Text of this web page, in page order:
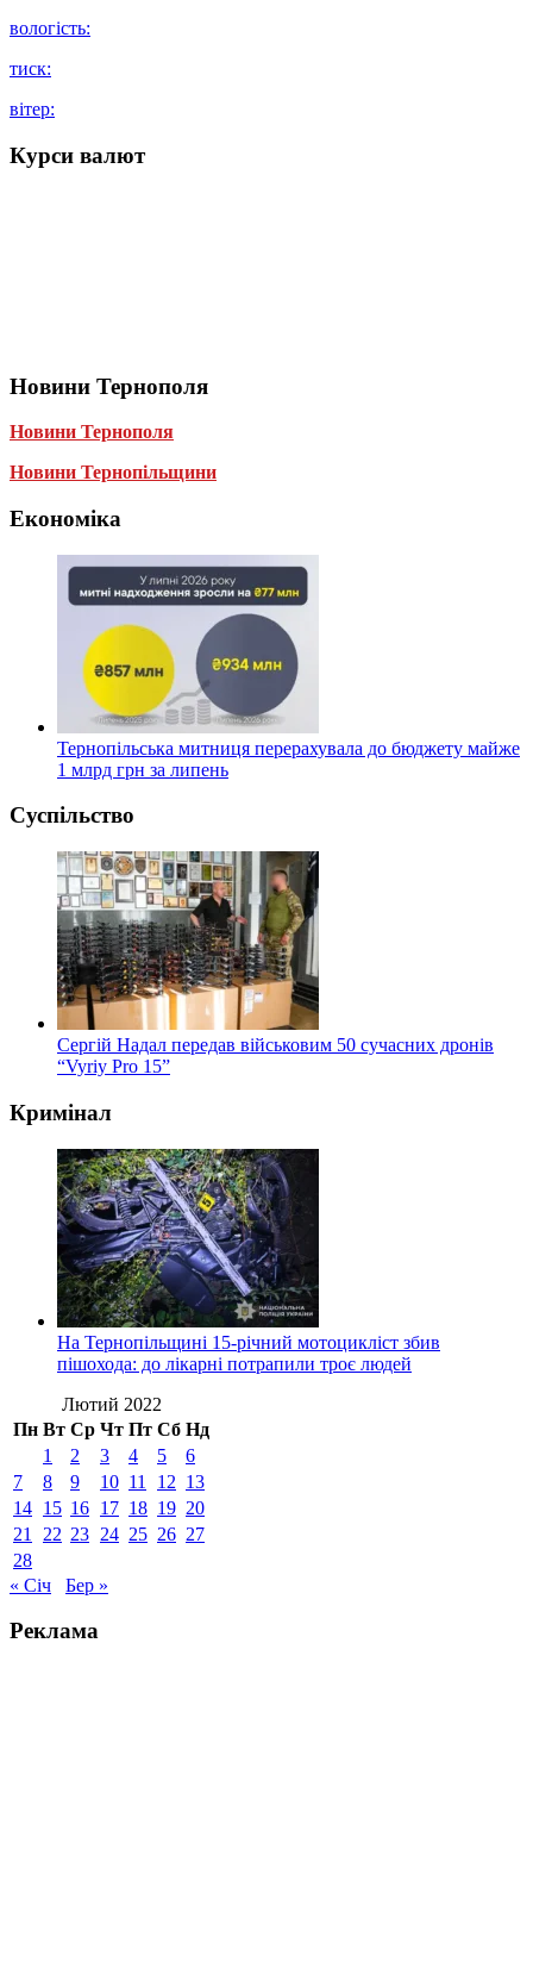
вологість:
тиск:
вітер:
Курси валют
Новини Тернополя
Новини Тернополя
Новини Тернопільщини
Економіка
Тернопільська митниця перерахувала до бюджету майже
1 млрд грн за липень
Суспільство
Сергій Надал передав військовим 50 сучасних дронів
“Vyriy Pro 15”
Кримінал
На Тернопільщині 15-річний мотоцикліст збив
пішохода: до лікарні потрапили троє людей
Лютий 2022
Пн Вт Ср Чт Пт Сб Нд
1
2 3 4 5
6
7
8 9 10 11 12 13
14 15 16 17 18 19 20
21
22 23 24 25 26 27
28
« Січ
Бер »
Реклама